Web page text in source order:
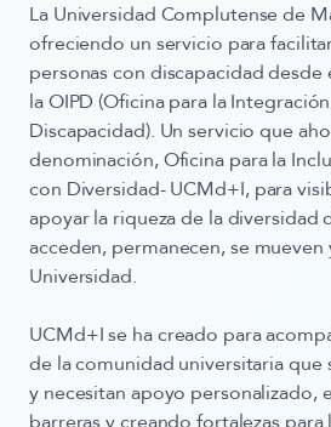
La Universidad Complutense de
ofreciendo un servicio para
personas con discapacidad desde
la OIPD (Oficina para la
Discapacidad). Un servicio que
denominación, Oficina para la
con Diversidad- UCMd+I,para
apoyar la riqueza de la diversidad
acceden, permanecen, se mueven
Universidad.
UCMd+I se ha creado para
de la comunidad universitaria que
y necesitan apoyo personalizado,